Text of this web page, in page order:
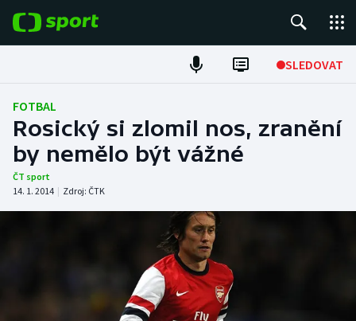
SLEDOVAT
Fotbal
Hokej
Tenis
Atletika
FOTBAL
Rosický si zlomil nos, zranění
by nemělo být vážné
ČT sport
14. 1. 2014 | Zdroj: ČTK